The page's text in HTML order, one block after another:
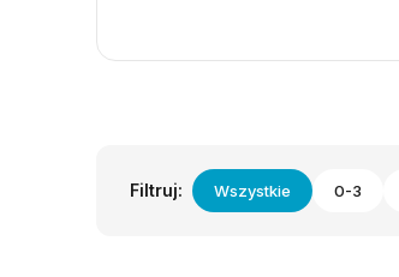
Filtruj: Wszystkie 0-3